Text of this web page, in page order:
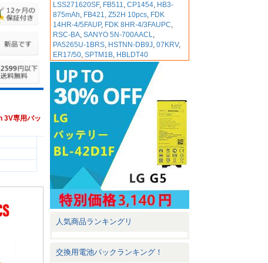
3V専用バッ
LSS271620SF, FB511,CP1454, HB3-
875mAh, FB421,Z52H 10pcs, FDK
14HR-4/5FAUP, FDK 8HR-4/3FAUPC,
RSC-BA,SANYO 5N-700AACL,
PA5265U-1BRS, HSTNN-DB9J,07KRV,
ER17/50,SPTM1B, HBLDT40
人気商品ランキングリ
交換用電池パックランキング！